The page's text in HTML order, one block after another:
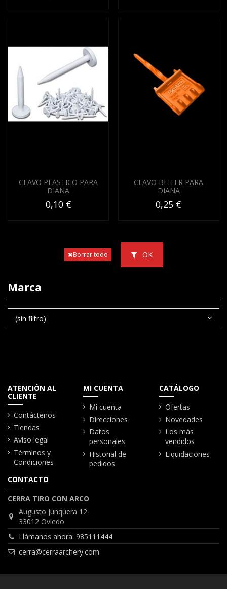
CLAVO PLASTICO PARA
DIANA
0,10 €
CLAVO BEITER PARA
DIANA
0,25 €
Borrar todo OK
Marca
(sin filtro)
ATENCIÓN AL
CLIENTE
Contáctenos
Tiendas
Aviso legal
Términos y
Condiciones
MI CUENTA
Mi cuenta
Direcciones
Datos
personales
Historial de
pedidos
CATÁLOGO
Ofertas
Novedades
Los más
vendidos
Liquidaciones
CONTACTO
CERRA TIRO CON ARCO
Augusto Junquera 12
33012 Oviedo
Llámanos ahora: 985111444
cerra@cerraarchery.com